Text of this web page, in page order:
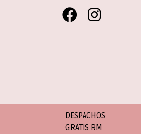
DESPACHOS
GRATIS RM